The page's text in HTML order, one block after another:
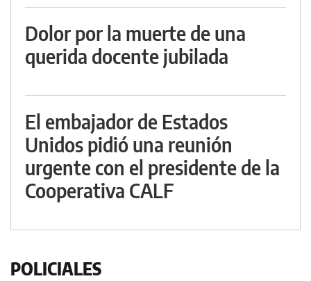
Dolor por la muerte de una
querida docente jubilada
El embajador de Estados
Unidos pidió una reunión
urgente con el presidente de la
Cooperativa CALF
POLICIALES